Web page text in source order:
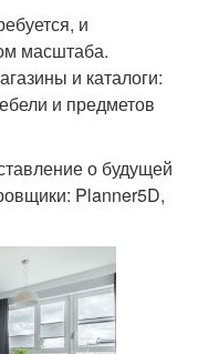
и
масштаба.
и каталоги:
и предметов
о будущей
Planner5D,